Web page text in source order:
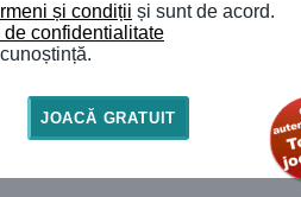
și condiții și sunt de acord.
de confidentialitate